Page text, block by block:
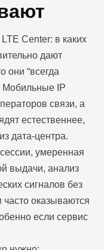
Center: в каких
дают
они “всегда
Мобильные IP
связи, а
естественнее,
дата-центра.
умеренная
выдачи, анализ
сигналов без
оказываются
если сервис